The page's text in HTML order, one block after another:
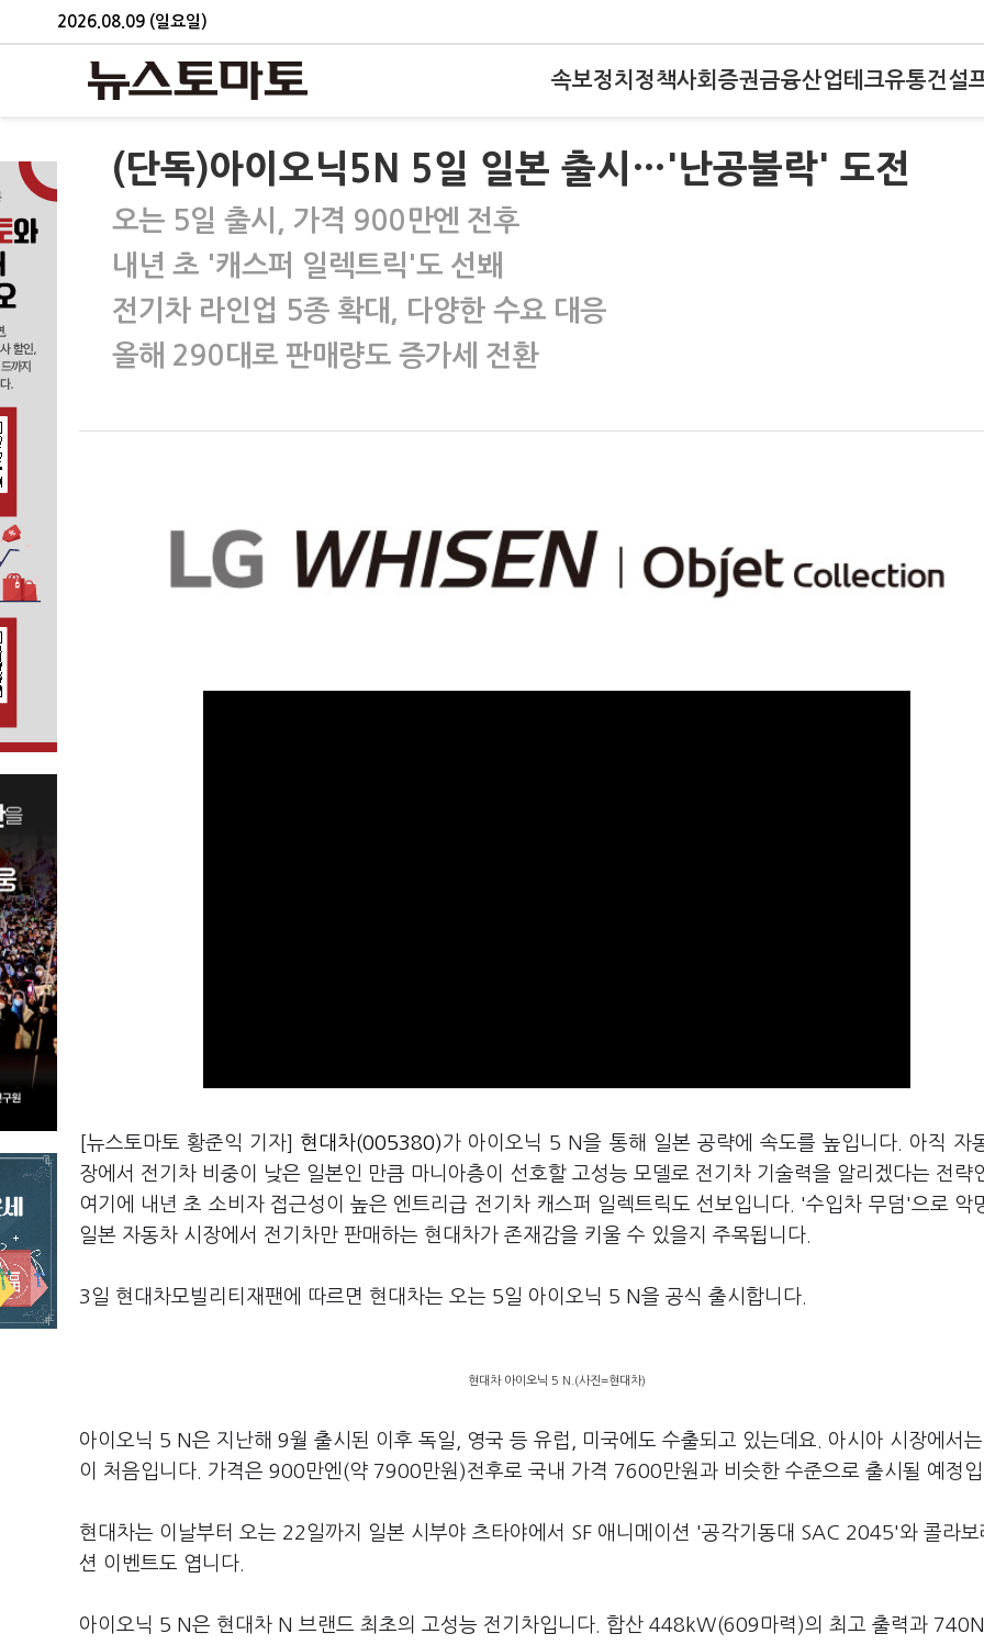
2026.08.09 (일요일)
속보정치 정책사회 증권금융산업테크유통건설
(단독)아이오닉5N 5일 일본 출시…'난공불락' 도전
오는 5일 출시, 가격 900만엔 전후
내년 초 '캐스퍼 일렉트릭'도 선봬
전기차 라인업 5종 확대, 다양한 수요 대응
올해 290대로 판매량도 증가세 전환
[뉴스토마토 황준익 기자] 현대차(005380)가 아이오닉 5 N을 통해 일본 공략에 속도를 높입니다. 아직 자
장에서 전기차 비중이 낮은 일본인 만큼 마니아층이 선호할 고성능 모델로 전기차 기술력을 알리겠다는 전략
여기에 내년 초 소비자 접근성이 높은 엔트리급 전기차 캐스퍼 일렉트릭도 선보입니다. '수입차 무덤'으로 악
일본 자동차 시장에서 전기차만 판매하는 현대차가 존재감을 키울 수 있을지 주목됩니다.
3일 현대차모빌리티재팬에 따르면 현대차는 오는 5일 아이오닉 5 N을 공식 출시합니다.
현대차 아이오닉 5 N.(사진=현대차)
아이오닉 5 N은 지난해 9월 출시된 이후 독일, 영국 등 유럽, 미국에도 수출되고 있는데요. 아시아 시장에서
이 처음입니다. 가격은 900만엔(약 7900만원)전후로 국내 가격 7600만원과 비슷한 수준으로 출시될 예정
현대차는 이날부터 오는 22일까지 일본 시부야 츠타야에서 SF 애니메이션 '공각기동대 SAC 2045'와 콜라보
션 이벤트도 엽니다.
아이오닉 5 N은 현대차 N 브랜드 최초의 고성능 전기차입니다. 합산 448kW(609마력)의 최고 출력과